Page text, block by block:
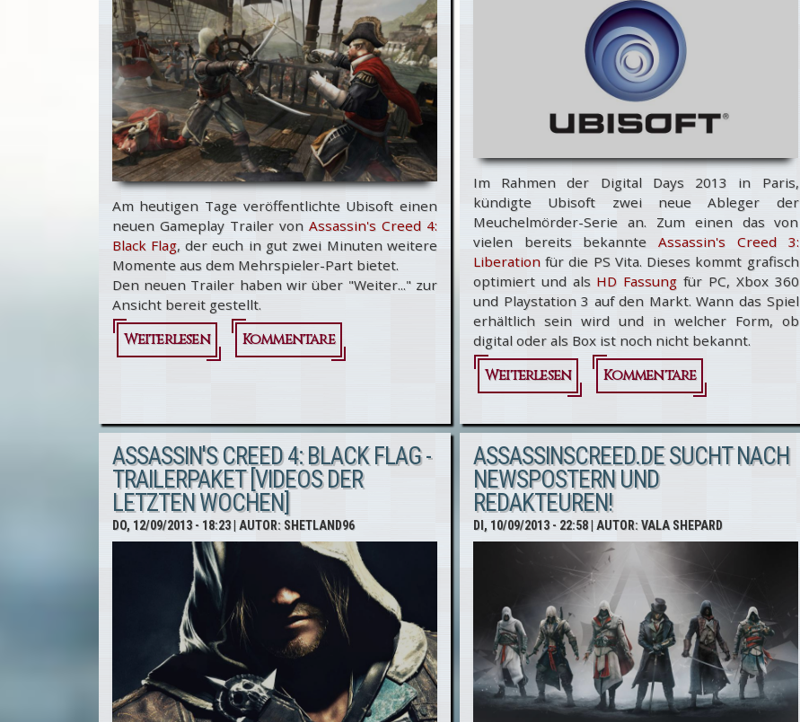
Trailer
stellt
euch die
Personen
vor
Am heutigen Tage veröffentlichte Ubisoft einen
neuen Gameplay Trailer von Assassin's Creed 4:
Black Flag, der euch in gut zwei Minuten weitere
Momente aus dem Mehrspieler-Part bietet.
Den neuen Trailer haben wir über "Weiter..." zur
Ansicht bereit gestellt.
Weiterlesen
über
Neuer
Gameplay-
Trailer zum
Multiplayer
erschienen
Kommentare
Im Rahmen der Digital Days 2013 in Paris,
kündigte Ubisoft zwei neue Ableger der
Meuchelmörder-Serie an. Zum einen das von
vielen bereits bekannteAssassin's Creed 3:
Liberation für die PS Vita. Dieses kommt grafisch
optimiert und als HD Fassung für PC, Xbox 360
und Playstation 3 auf den Markt. Wann das Spiel
erhältlich sein wird und in welcher Form, ob
digital oder als Box ist noch nicht bekannt.
Weiterlesen
über Ubisoft
2013 - zwei
neue Spiele
angekündigt
Kommentare
ASSASSIN'S CREED 4: BLACK FLAG -
TRAILERPAKET [VIDEOS DER
LETZTEN WOCHEN]
DO, 12/09/2013 - 18:23| AUTOR: SHETLAND96
ASSASSINSCREED.DE SUCHT NACH
NEWSPOSTERN UND
REDAKTEUREN!
DI, 10/09/2013 - 22:58| AUTOR:VALA SHEPARD